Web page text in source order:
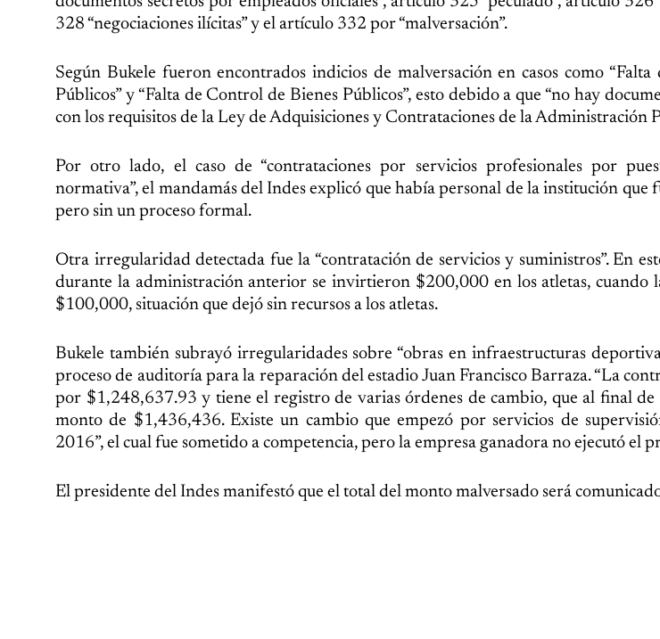
328 “negociaciones ilícitas” y el artículo 332 por “malversación”.
Según Bukele fueron encontrados indicios de malversación en casos como
Públicos” y “Falta de Control de Bienes Públicos”, esto debido a que “no hay
con los requisitos de la Ley de Adquisiciones y Contrataciones de la Administración
Por otro lado, el caso de “contrataciones por servicios profesionales por
normativa”, el mandamás del Indes explicó que había personal de la institución que
pero sin un proceso formal.
Otra irregularidad detectada fue la “contratación de servicios y suministros”. En
durante la administración anterior se invirtieron $200,000 en los atletas, cuando
$100,000, situación que dejó sin recursos a los atletas.
Bukele también subrayó irregularidades sobre “obras en infraestructuras
proceso de auditoría para la reparación del estadio Juan Francisco Barraza. “La
por $1,248,637.93 y tiene el registro de varias órdenes de cambio, que al final de
monto de $1,436,436. Existe un cambio que empezó por servicios de
2016”, el cual fue sometido a competencia, pero la empresa ganadora no ejecutó el
El presidente del Indes manifestó que el total del monto malversado será